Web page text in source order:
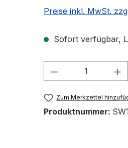
Preise inkl. MwSt.
Sofort verfügbar,
Produkt
Zum Merkzettel
Produktnummer: